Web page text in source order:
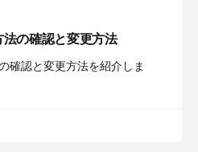
の確認と変更方法
確認と変更方法を紹介しま